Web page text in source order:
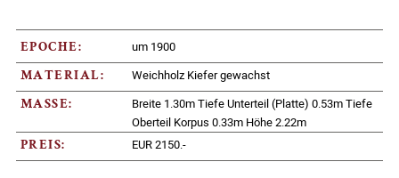
EPOCHE: um 1900
MATERIAL: Weichholz Kiefer gewachst
MASSE:
Breite 1.30m Tiefe Unterteil (Platte) 0.53m Tiefe
Oberteil Korpus 0.33m Höhe 2.22m
PREIS: EUR 2150.-